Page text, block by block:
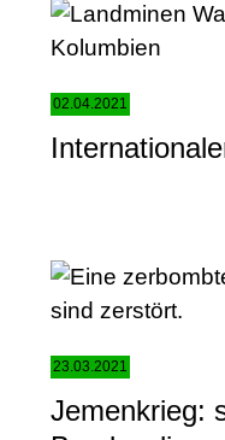
02.04.2021
23.03.2021
Jemenkrieg: